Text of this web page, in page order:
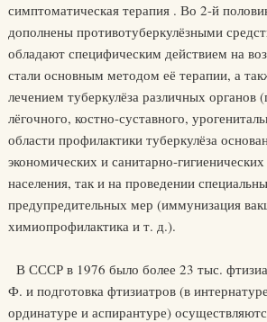
симптоматическая терапия . Во 2-й
дополнены противотуберкулёзными
обладают специфическим действием на
стали основным методом её терапии, а
лечением туберкулёза различных органов
лёгочного, костно-суставного,
области профилактики туберкулёза
экономических и санитарно-
населения, так и на проведении
предупредительных мер (иммунизация
химиопрофилактика и т. д.).
В СССР в 1976 было более 23 тыс.
Ф. и подготовка фтизиатров (в
ординатуре и аспирантуре)